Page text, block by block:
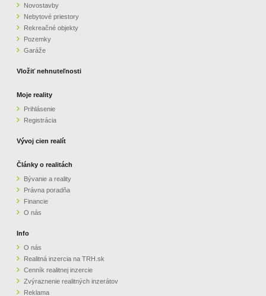
O NÁS
CENNÍK REALITNEJ INZERCIE
ZVÝRAZNENIE REALITNÝCH INZERÁTOV
PARTNERI
OBCHODNÉ PODMIENKY
KONTAKT
Novostavby
Nebytové priestory
Rekreačné objekty
Pozemky
Garáže
Vložiť nehnuteľnosti
Moje reality
Prihlásenie
Registrácia
Vývoj cien realít
Články o realitách
Bývanie a reality
Právna poradňa
Financie
O nás
Info
O nás
Realitná inzercia na TRH.sk
Cenník realitnej inzercie
Zvýraznenie realitných inzerátov
Reklama